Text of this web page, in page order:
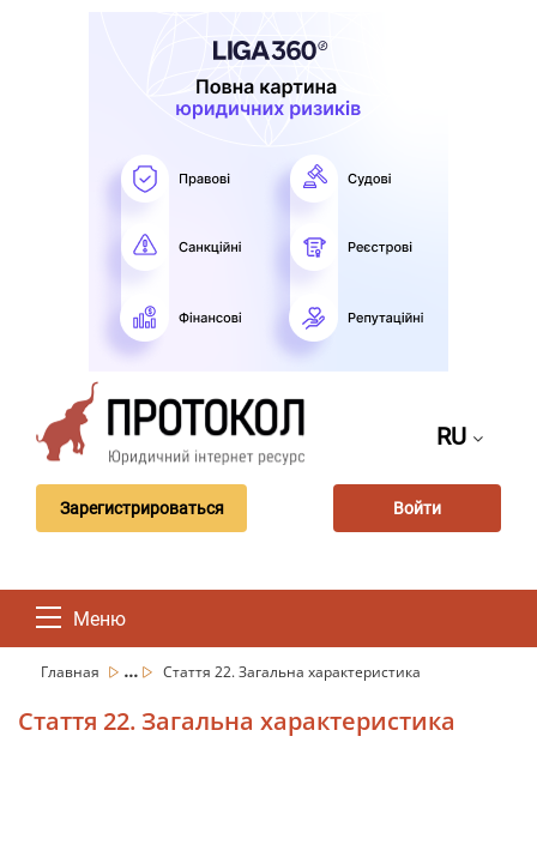
RU
Зарегистрироваться Войти
Меню
Главная ... Стаття 22. Загальна характеристика
Стаття 22. Загальна характеристика